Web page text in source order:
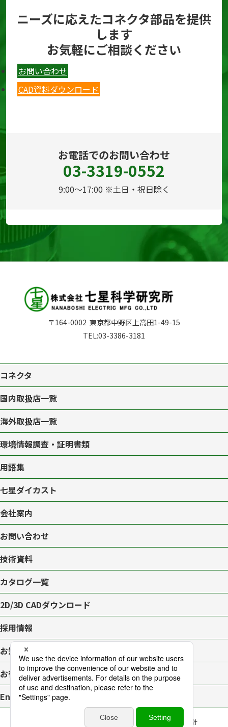
ニーズに応えたコネクタ部品を提供
します
お気軽にご相談ください
お問い合わせ
CAD資料ダウンロード
お電話でのお問い合わせ
03-3319-0552
9:00～17:00 ※土日・祝日除く
〒164-0002 東京都中野区上高田1-49-15
TEL:03-3386-3181
コネクタ
国内取扱店一覧
海外取扱店一覧
環境情報調査・証明書類
用語集
七星ダイカスト
会社案内
お問い合わせ
技術資料
カタログ一覧
2D/3D CADダウンロード
採用情報
お知らせ一覧
お役立ちブログ
English page
サイトマップ アクセシビリティ対応方針